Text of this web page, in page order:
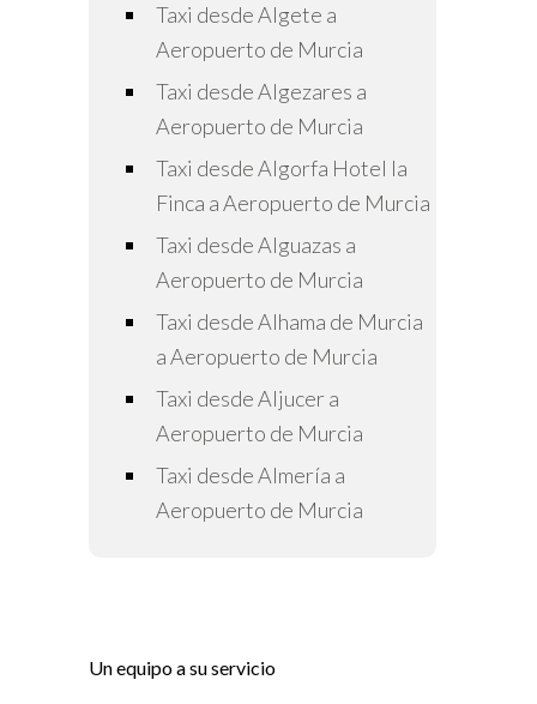
Taxi desde Algete a
Aeropuerto de Murcia
Taxi desde Algezares a
Aeropuerto de Murcia
Taxi desde Algorfa Hotel la
Finca a Aeropuerto de Murcia
Taxi desde Alguazas a
Aeropuerto de Murcia
Taxi desde Alhama de Murcia
a Aeropuerto de Murcia
Taxi desde Aljucer a
Aeropuerto de Murcia
Taxi desde Almería a
Aeropuerto de Murcia
Un equipo a su servicio